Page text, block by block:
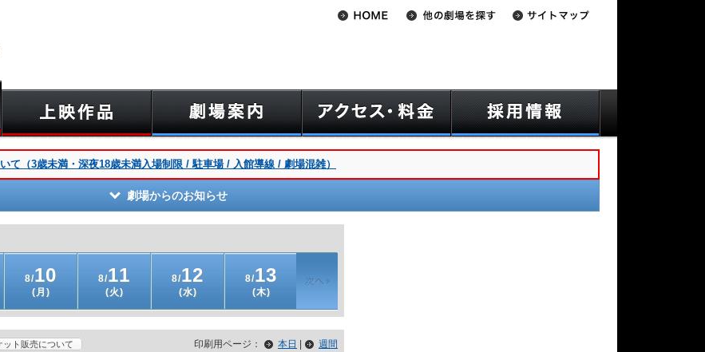
て（3歳未満・深夜18歳未満入場制限 / 駐車場 / 入館導線 / 劇場混雑）
劇場からのお知らせ
8/10
(月)
8/11
(火)
8/12
(水)
8/13
(木)
ット販売について 印刷用ページ： 本日 週間